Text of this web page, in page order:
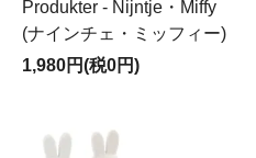
Produkter - Nijntje・Miffy
(ナインチェ・ミッフィー)
1,980円(税0円)